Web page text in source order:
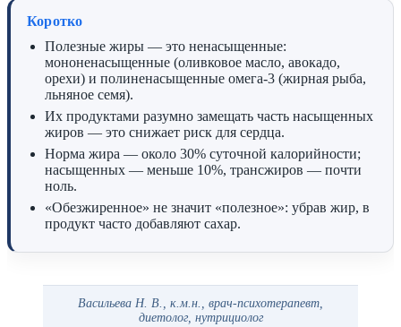
Коротко
Полезные жиры — это ненасыщенные:
мононенасыщенные (оливковое масло, авокадо,
орехи) и полиненасыщенные омега-3 (жирная рыба,
льняное семя).
Их продуктами разумно замещать часть насыщенных
жиров — это снижает риск для сердца.
Норма жира — около 30% суточной калорийности;
насыщенных — меньше 10%, трансжиров — почти
ноль.
«Обезжиренное» не значит «полезное»: убрав жир, в
продукт часто добавляют сахар.
Васильева Н. В., к.м.н., врач-психотерапевт,
диетолог, нутрициолог